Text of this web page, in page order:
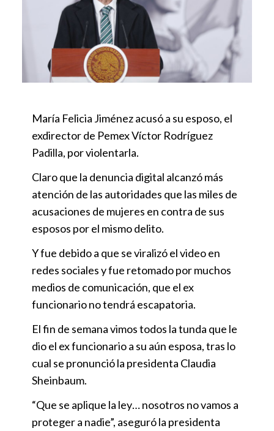
María Felicia Jiménez acusó a su esposo, el
exdirector de Pemex Víctor Rodríguez
Padilla, por violentarla.
Claro que la denuncia digital alcanzó más
atención de las autoridades que las miles de
acusaciones de mujeres en contra de sus
esposos por el mismo delito.
Y fue debido a que se viralizó el video en
redes sociales y fue retomado por muchos
medios de comunicación, que el ex
funcionario no tendrá escapatoria.
El fin de semana vimos todos la tunda que le
dio el ex funcionario a su aún esposa, tras lo
cual se pronunció la presidenta Claudia
Sheinbaum.
“Que se aplique la ley… nosotros no vamos a
proteger a nadie”, aseguró la presidenta